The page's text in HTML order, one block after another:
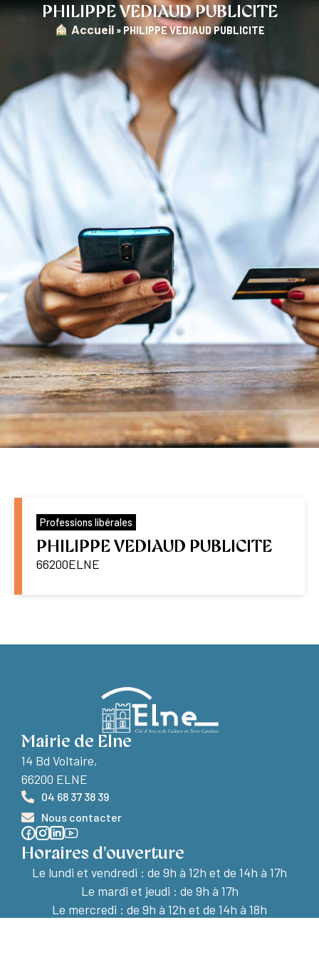
PHILIPPE VEDIAUD PUBLICITE
︎ Accueil » PHILIPPE VEDIAUD PUBLICITE
Professions libérales
PHILIPPE VEDIAUD PUBLICITE
66200ELNE
Mairie de Elne
14 Bd Voltaire,
66200 ELNE
04 68 37 38 39
Nous contacter
Horaires d'ouverture
Le lundi et vendredi : de 9h à 12h et de 14h à 17h
Le mardi et jeudi : de 9h à 17h
Le mercredi : de 9h à 12h et de 14h à 18h